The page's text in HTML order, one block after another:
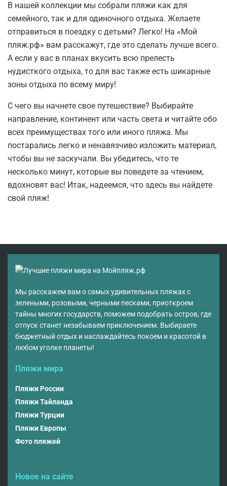
В нашей коллекции мы собрали пляжи как для
семейного, так и для одиночного отдыха. Желаете
отправиться в поездку с детьми? Легко! На «Мой
пляж.рф» вам расскажут, где это сделать лучше всего.
А если у вас в планах вкусить всю прелесть
нудисткого отдыха, то для вас также есть шикарные
зоны отдыха по всему миру!
С чего вы начнете свое путешествие? Выбирайте
направление, континент или часть света и читайте обо
всех преимуществах того или иного пляжа. Мы
постарались легко и ненавязчиво изложить материал,
чтобы вы не заскучали. Вы убедитесь, что те
несколько минут, которые вы поведете за чтением,
вдохновят вас! Итак, надеемся, что здесь вы найдете
свой пляж!
Мы расскажем вам о самых удивительных пляжах с
зелеными, розовыми, черными песками, приоткроем
тайны многих государств, поможем подобрать остров, где
отпуск станет незабываем приключением. Выбираете
бюджетный отдых и наслаждайтесь покоем и красотой в
любом уголке планеты!
Пляжи мира
Пляжи России
Пляжи Тайланда
Пляжи Турции
Пляжи Европы
Фото пляжей
Новое на сайте